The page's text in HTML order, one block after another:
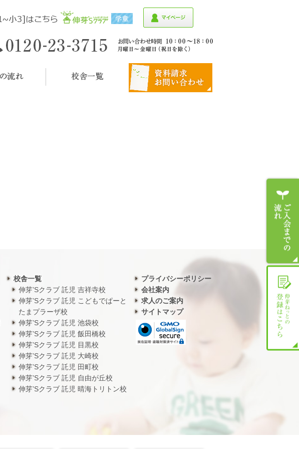
校舎一覧
伸芽’Sクラブ 託児 吉祥寺校
伸芽’Sクラブ 託児 こどもでぱーと
たまプラーザ校
伸芽’Sクラブ 託児 池袋校
伸芽’Sクラブ 託児 飯田橋校
伸芽’Sクラブ 託児 目黒校
伸芽’Sクラブ 託児 大崎校
伸芽’Sクラブ 託児 田町校
伸芽’Sクラブ 託児 自由が丘校
伸芽’Sクラブ 託児 晴海トリトン校
プライバシーポリシー
会社案内
求人のご案内
サイトマップ